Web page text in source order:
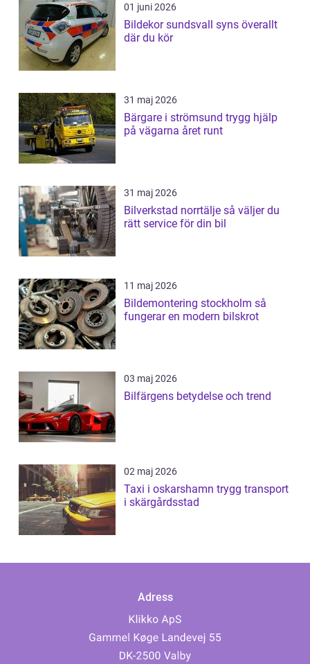
01 juni 2026
Bildekor sundsvall syns överallt
där du kör
31 maj 2026
Bärgare i strömsund trygg hjälp
på vägarna året runt
31 maj 2026
Bilverkstad norrtälje så väljer du
rätt service för din bil
11 maj 2026
Bildemontering stockholm så
fungerar en modern bilskrot
03 maj 2026
Bilfärgens betydelse och trend
02 maj 2026
Taxi i oskarshamn trygg transport
i skärgårdsstad
Adress